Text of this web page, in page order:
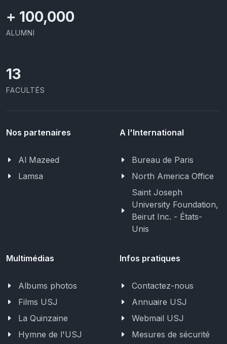
+ 100,000
ALUMNI
13
FACULTÉS
Nos partenaires
Al Mazeed
Lamsa
A l'International
Bureau de Paris
North America Office
Saint Joseph
University Foundation,
Beirut Inc. - États-
Unis
Multimédias
Albums photos
Films USJ
La Quinzaine
Hymne de l'USJ
Infos pratiques
Contactez-nous
Annuaire USJ
Webmail USJ
Mesures de sécurité